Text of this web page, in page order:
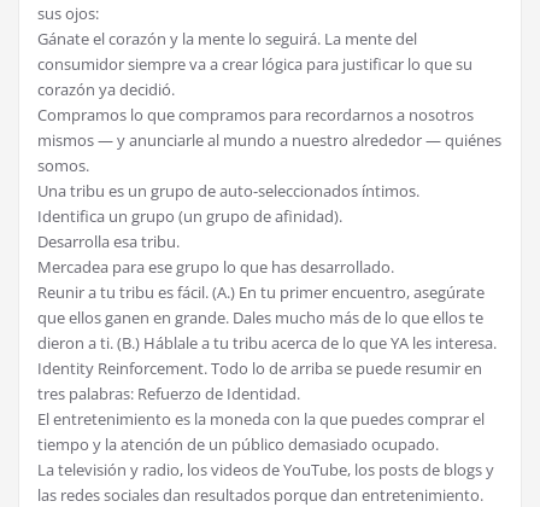
sus ojos:
Gánate el corazón y la mente lo seguirá. La mente del
consumidor siempre va a crear lógica para justificar lo que su
corazón ya decidió.
Compramos lo que compramos para recordarnos a nosotros
mismos — y anunciarle al mundo a nuestro alrededor — quiénes
somos.
Una tribu es un grupo de auto-seleccionados íntimos.
Identifica un grupo (un grupo de afinidad).
Desarrolla esa tribu.
Mercadea para ese grupo lo que has desarrollado.
Reunir a tu tribu es fácil. (A.) En tu primer encuentro, asegúrate
que ellos ganen en grande. Dales mucho más de lo que ellos te
dieron a ti. (B.) Háblale a tu tribu acerca de lo que YA les interesa.
Identity Reinforcement. Todo lo de arriba se puede resumir en
tres palabras: Refuerzo de Identidad.
El entretenimiento es la moneda con la que puedes comprar el
tiempo y la atención de un público demasiado ocupado.
La televisión y radio, los videos de YouTube, los posts de blogs y
las redes sociales dan resultados porque dan entretenimiento.